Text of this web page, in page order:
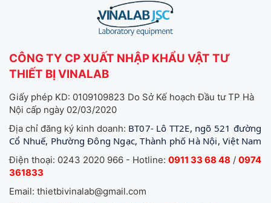
CÔNG TY CP XUẤT NHẬP KHẨU VẬT TƯ
THIẾT BỊ VINALAB
Giấy phép KD: 0109109823 Do Sở Kế hoạch Đầu tư TP Hà
Nội cấp ngày 02/03/2020
Địa chỉ đăng ký kinh doanh: BT07- Lô TT2E, ngõ 521 đường
Cổ Nhuế, Phường Đông Ngạc, Thành phố Hà Nội, Việt Nam
Điện thoại: 0243 2020 966 - Hotline: 0911 33 68 48 / 0974
361833
Email: thietbivinalab@gmail.com